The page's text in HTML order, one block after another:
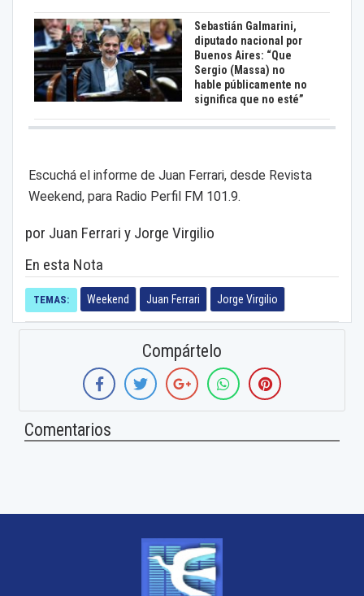
Sebastián Galmarini,
diputado nacional por
Buenos Aires: “Que
Sergio (Massa) no
hable públicamente no
significa que no esté”
Escuchá el informe de Juan Ferrari, desde Revista
Weekend, para Radio Perfil FM 101.9.
por Juan Ferrari y Jorge Virgilio
En esta Nota
TEMAS: Weekend Juan Ferrari Jorge Virgilio
Compártelo
Comentarios